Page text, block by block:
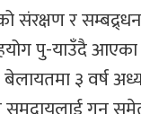
संरक्षण र
पु-याउँदै
३ वर्ष